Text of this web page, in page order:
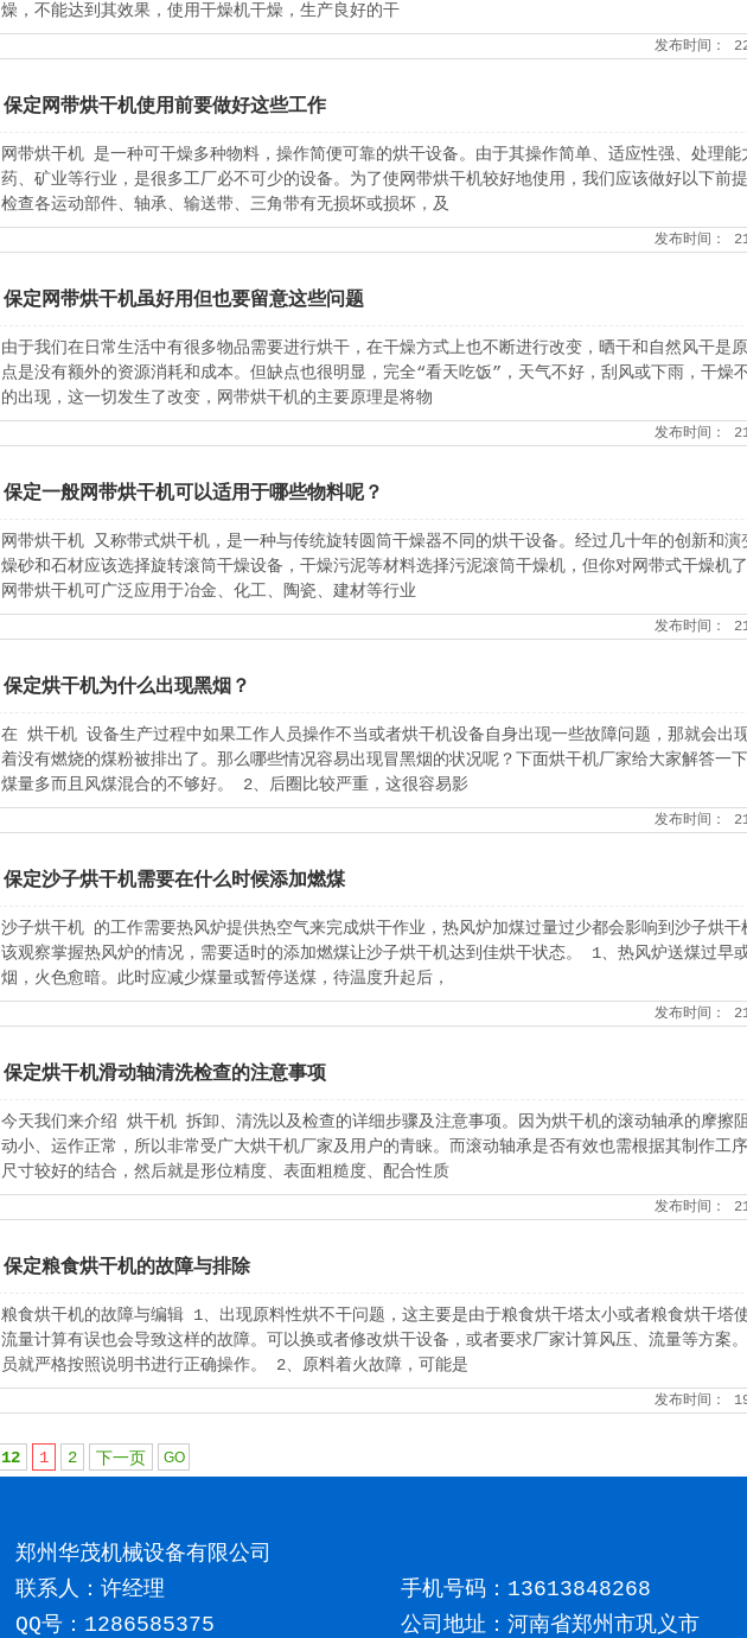
燥，不能达到其效果，使用干燥机干燥，生产良好的干
发布时间：
保定网带烘干机使用前要做好这些工作
网带烘干机 是一种可干燥多种物料，操作简便可靠的烘干设备。由于其操作简单、适应性强、处理
药、矿业等行业，是很多工厂必不可少的设备。为了使网带烘干机较好地使用，我们应该做好以下前
检查各运动部件、轴承、输送带、三角带有无损坏或损坏，及
发布时间：
保定网带烘干机虽好用但也要留意这些问题
由于我们在日常生活中有很多物品需要进行烘干，在干燥方式上也不断进行改变，晒干和自然风干是
点是没有额外的资源消耗和成本。但缺点也很明显，完全“看天吃饭”，天气不好，刮风或下雨，干
的出现，这一切发生了改变，网带烘干机的主要原理是将物
发布时间：
保定一般网带烘干机可以适用于哪些物料呢？
网带烘干机 又称带式烘干机，是一种与传统旋转圆筒干燥器不同的烘干设备。经过几十年的创新和
燥砂和石材应该选择旋转滚筒干燥设备，干燥污泥等材料选择污泥滚筒干燥机，但你对网带式干燥机
网带烘干机可广泛应用于冶金、化工、陶瓷、建材等行业
发布时间：
保定烘干机为什么出现黑烟？
在 烘干机 设备生产过程中如果工作人员操作不当或者烘干机设备自身出现一些故障问题，那就会出
着没有燃烧的煤粉被排出了。那么哪些情况容易出现冒黑烟的状况呢？下面烘干机厂家给大家解答一
煤量多而且风煤混合的不够好。 2、后圈比较严重，这很容易影
发布时间：
保定沙子烘干机需要在什么时候添加燃煤
沙子烘干机 的工作需要热风炉提供热空气来完成烘干作业，热风炉加煤过量过少都会影响到沙子烘
该观察掌握热风炉的情况，需要适时的添加燃煤让沙子烘干机达到佳烘干状态。 1、热风炉送煤过早
烟，火色愈暗。此时应减少煤量或暂停送煤，待温度升起后，
发布时间：
保定烘干机滑动轴清洗检查的注意事项
今天我们来介绍 烘干机 拆卸、清洗以及检查的详细步骤及注意事项。因为烘干机的滚动轴承的摩擦
动小、运作正常，所以非常受广大烘干机厂家及用户的青睐。而滚动轴承是否有效也需根据其制作工
尺寸较好的结合，然后就是形位精度、表面粗糙度、配合性质
发布时间：
保定粮食烘干机的故障与排除
粮食烘干机的故障与编辑 1、出现原料性烘不干问题，这主要是由于粮食烘干塔太小或者粮食烘干塔
流量计算有误也会导致这样的故障。可以换或者修改烘干设备，或者要求厂家计算风压、流量等方案
员就严格按照说明书进行正确操作。 2、原料着火故障，可能是
发布时间：
12 1 2 下一页
郑州华茂机械设备有限公司
联系人：许经理
手机号码： 13613848268
QQ号：1286585375
公司地址：河南省郑州市巩义市